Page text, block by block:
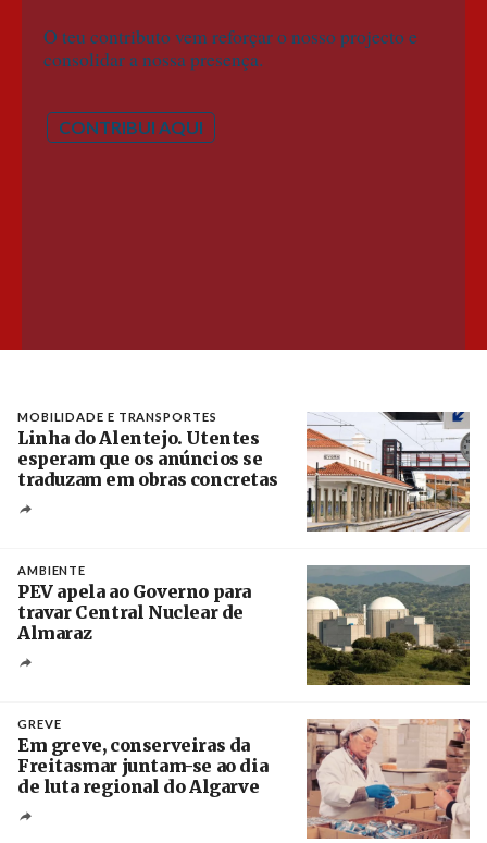
O teu contributo vem reforçar o nosso projecto e
consolidar a nossa presença.
CONTRIBUI AQUI
MOBILIDADE E TRANSPORTES
Linha do Alentejo. Utentes
esperam que os anúncios se
traduzam em obras concretas
AMBIENTE
PEV apela ao Governo para
travar Central Nuclear de
Almaraz
GREVE
Em greve, conserveiras da
Freitasmar juntam-se ao dia
de luta regional do Algarve